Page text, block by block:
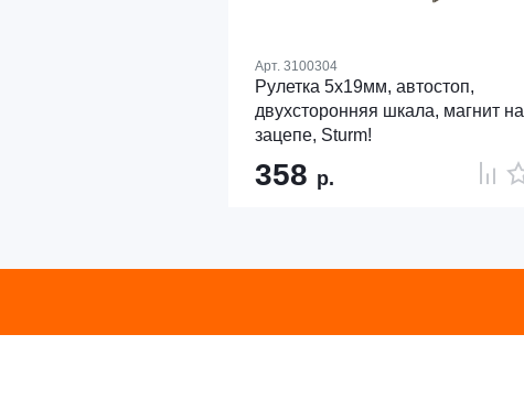
Арт. 3100304
Рулетка 5x19мм, автостоп,
двухсторонняя шкала, магнит на
зацепе, Sturm!
358 р.